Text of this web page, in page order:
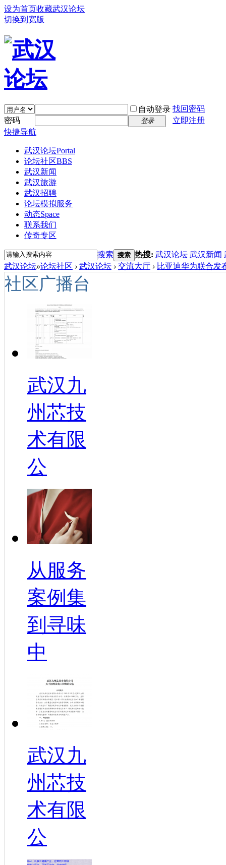
设为首页收藏武汉论坛
切换到宽版
自动登录 找回密码
密码
登录
立即注册
快捷导航
武汉论坛Portal
论坛社区BBS
武汉新闻
武汉旅游
武汉招聘
论坛模拟服务
动态Space
联系我们
传奇专区
搜索 搜索 热搜: 武汉论坛 武汉新闻
武汉论坛»论坛社区 › 武汉论坛 › 交流大厅 › 比亚迪华为联合发
社区广播台
武汉九
州芯技
术有限
公
从服务
案例集
到寻味
中
武汉九
州芯技
术有限
公